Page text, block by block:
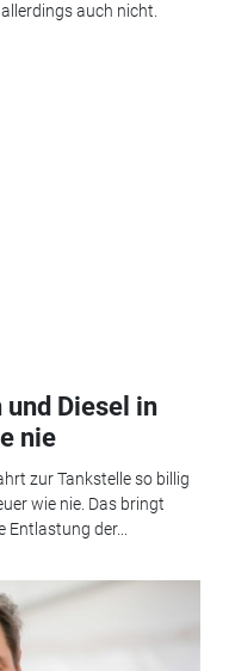
auch nicht.
Diesel in
nie
zur Tankstelle so billig
wie nie. Das bringt
der...